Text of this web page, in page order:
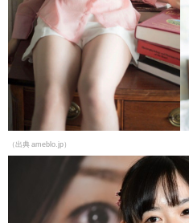
（出典 ameblo.jp）